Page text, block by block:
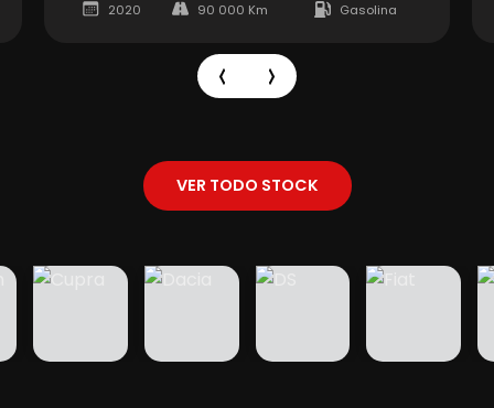
2020 90 000 Km Gasolina
VER TODO STOCK